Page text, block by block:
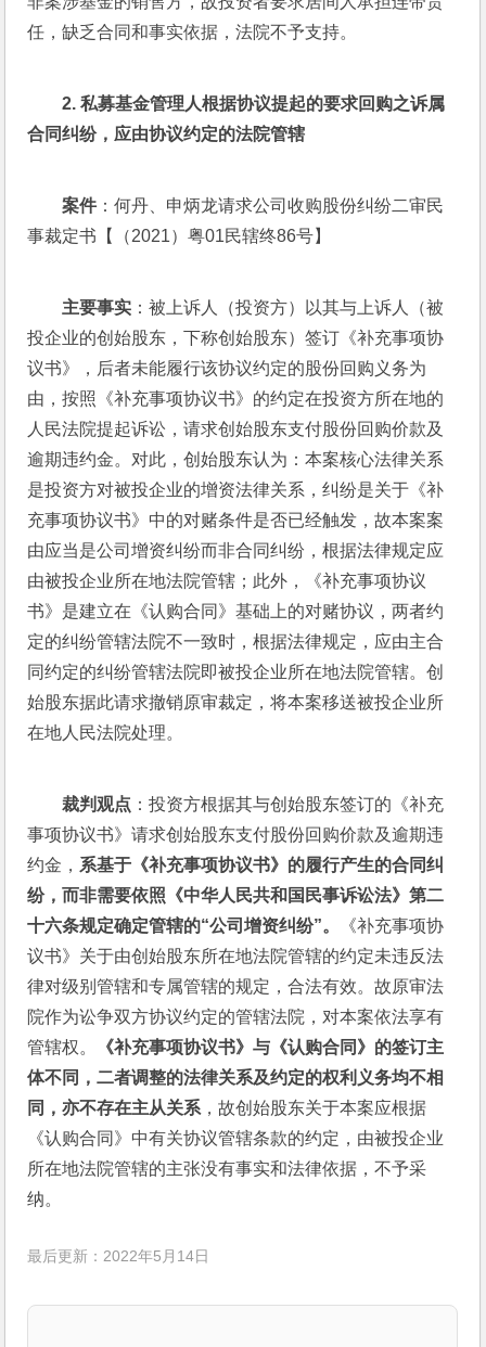
任，缺乏合同和事实依据，法院不予支持。
2. 私募基金管理人根据协议提起的要求回购之诉属
合同纠纷，应由协议约定的法院管辖
案件：何丹、申炳龙请求公司收购股份纠纷二审民
事裁定书【（2021）粤01民辖终86号】
主要事实 ：被上诉人（投资方）以其与上诉人（被
投企业的创始股东，下称创始股东）签订《补充事项协
议书》，后者未能履行该协议约定的股份回购义务为
由，按照《补充事项协议书》的约定在投资方所在地的
人民法院提起诉讼，请求创始股东支付股份回购价款及
逾期违约金。对此，创始股东认为：本案核心法律关系
是投资方对被投企业的增资法律关系，纠纷是关于《补
充事项协议书》中的对赌条件是否已经触发，故本案案
由应当是公司增资纠纷而非合同纠纷，根据法律规定应
由被投企业所在地法院管辖；此外，《补充事项协议
书》是建立在《认购合同》基础上的对赌协议，两者约
定的纠纷管辖法院不一致时，根据法律规定，应由主合
同约定的纠纷管辖法院即被投企业所在地法院管辖。创
始股东据此请求撤销原审裁定，将本案移送被投企业所
在地人民法院处理。
裁判观点 ：投资方根据其与创始股东签订的《补充
事项协议书》请求创始股东支付股份回购价款及逾期违
约金， 系基于《补充事项协议书》的履行产生的合同纠
纷，而非需要依照《中华人民共和国民事诉讼法》第二
十六条规定确定管辖的“公司增资纠纷”。
《补充事项协
议书》关于由创始股东所在地法院管辖的约定未违反法
律对级别管辖和专属管辖的规定，合法有效。故原审法
院作为讼争双方协议约定的管辖法院，对本案依法享有
管辖权。
《补充事项协议书》与《认购合同》的签订主
体不同，二者调整的法律关系及约定的权利义务均不相
同，亦不存在主从关系 ，故创始股东关于本案应根据
《认购合同》中有关协议管辖条款的约定，由被投企业
所在地法院管辖的主张没有事实和法律依据，不予采
纳。
最后更新：2022年5月14日